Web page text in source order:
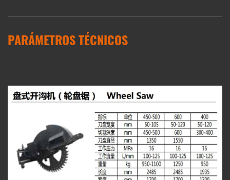
PARÁMETROS TÉCNICOS